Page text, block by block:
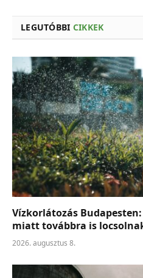
LEGUTÓBBI CIKKEK
Vízkorlátozás
miatt továbbra is
2026. augusztus 8.